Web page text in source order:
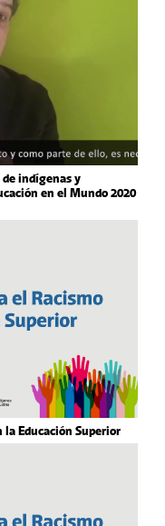
de indígenas y
en el Mundo 2020
la Educación Superior